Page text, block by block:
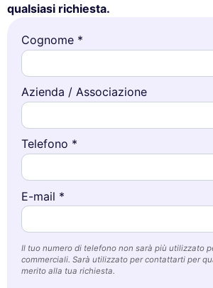
qualsiasi richiesta.
Cognome *
Azienda / Associazione
Telefono *
E-mail *
Il tuo numero di telefono non sarà più utilizzato
commerciali. Sarà utilizzato per contattarti per
merito alla tua richiesta.